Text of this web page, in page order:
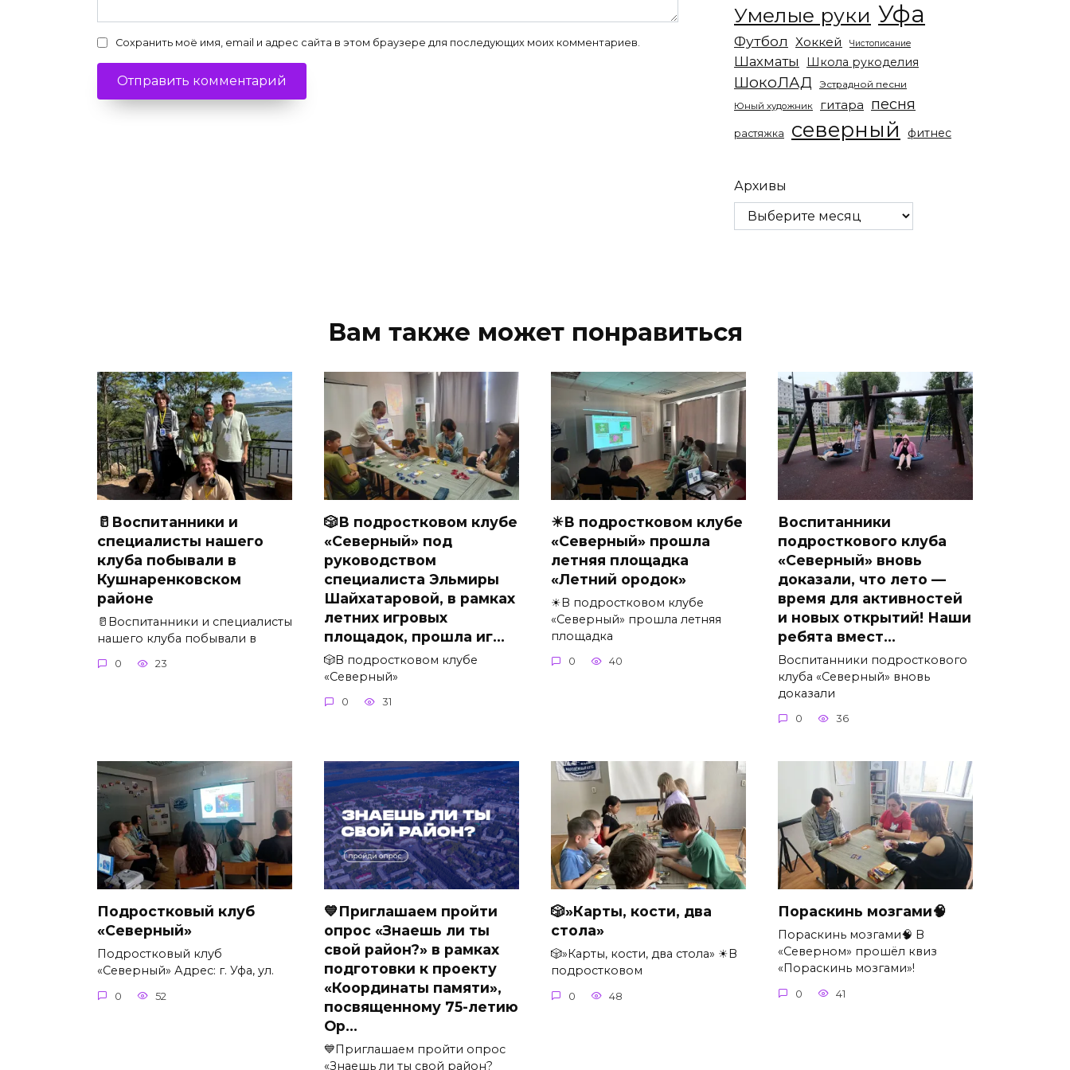
Сохранить моё имя, email и адрес сайта в этом браузере для последующих моих комментариев.
Умелые руки Уфа
Футбол Хоккей Чистописание
Шахматы Школа рукоделия
ШокоЛАД
Эстрадной песни
Юный художник
гитара песня
растяжка северный фитнес
Архивы
Вам также может понравиться
🥛Воспитанники и
специалисты нашего
клуба побывали в
Кушнаренковском
районе
🥛Воспитанники и специалисты
нашего клуба побывали в
0 23
🎲В подростковом клубе
«Северный» под
руководством
специалиста Эльмиры
Шайхатаровой, в рамках
летних игровых
площадок, прошла иг…
🎲В подростковом клубе
«Северный»
0 31
☀В подростковом клубе
«Северный» прошла
летняя площадка
«Летний ородок»
☀В подростковом клубе
«Северный» прошла летняя
площадка
0 40
Воспитанники
подросткового клуба
«Северный» вновь
доказали, что лето —
время для активностей
и новых открытий! Наши
ребята вмест…
Воспитанники подросткового
клуба «Северный» вновь
доказали
0 36
Подростковый клуб
«Северный»
Подростковый клуб
«Северный» Адрес: г. Уфа, ул.
0 52
💙Приглашаем пройти
опрос «Знаешь ли ты
свой район?» в рамках
подготовки к проекту
«Координаты памяти»,
посвященному 75-летию
Ор…
💙Приглашаем пройти опрос
«Знаешь ли ты свой район?
🎲»Карты, кости, два
стола»
🎲»Карты, кости, два стола» ☀В
подростковом
0 48
Пораскинь мозгами🧠
Пораскинь мозгами🧠 В
«Северном» прошёл квиз
«Пораскинь мозгами»!
0 41